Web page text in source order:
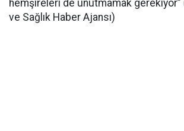
hemşireleri de unutmamak gerekiyor”
ve Sağlık Haber Ajansı)